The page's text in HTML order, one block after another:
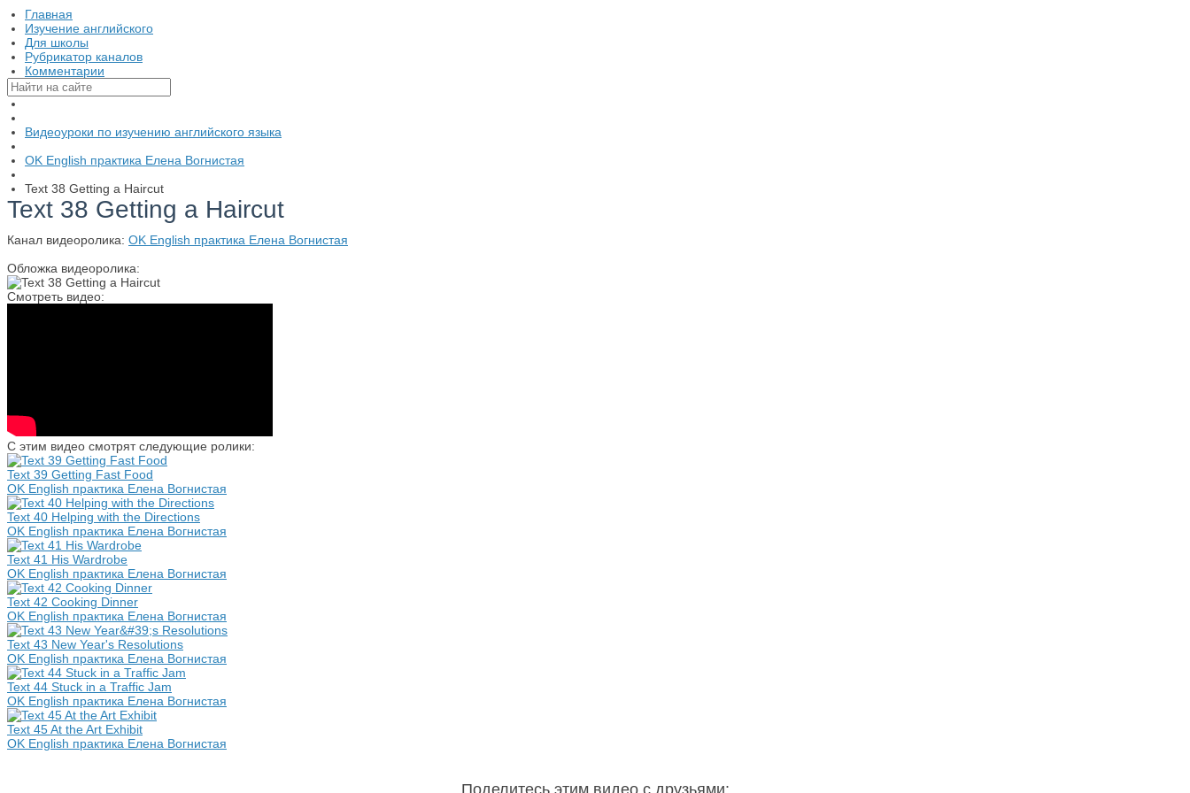
Главная
Изучение английского
Для школы
Рубрикатор каналов
Комментарии
Видеоуроки по изучению английского языка
OK English практика Елена Вогнистая
Text 38 Getting a Haircut
Text 38 Getting a Haircut
Канал видеоролика: OK English практика Елена Вогнистая
Обложка видеоролика:
Смотреть видео:
С этим видео смотрят следующие ролики:
Text 39 Getting Fast Food
OK English практика Елена Вогнистая
Text 40 Helping with the Directions
OK English практика Елена Вогнистая
Text 41 His Wardrobe
OK English практика Елена Вогнистая
Text 42 Cooking Dinner
OK English практика Елена Вогнистая
Text 43 New Year's Resolutions
OK English практика Елена Вогнистая
Text 44 Stuck in a Traffic Jam
OK English практика Елена Вогнистая
Text 45 At the Art Exhibit
OK English практика Елена Вогнистая
Поделитесь этим видео с друзьями: